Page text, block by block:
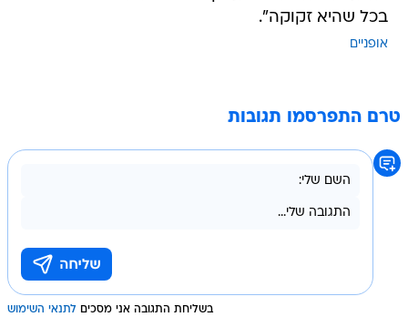
בכל שהיא זקוקה".
אופניים
טרם התפרסמו תגובות
בשליחת התגובה אני מסכים לתנאי השימוש